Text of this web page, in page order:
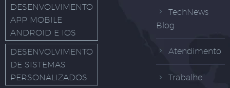
DESENVOLVIMENTO
APP MOBILE
ANDROID E IOS
DESENVOLVIMENTO
DE SISTEMAS
PERSONALIZADOS
TechNews
Blog
Atendimento
Trabalhe